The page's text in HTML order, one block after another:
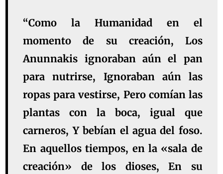
“Como la Humanidad en el
momento de su creación, Los
Anunnakis ignoraban aún el pan
para nutrirse, Ignoraban aún las
ropas para vestirse, Pero comían las
plantas con la boca, igual que
carneros, Y bebían el agua del foso.
En aquellos tiempos, en la «sala de
creación» de los dioses, En su